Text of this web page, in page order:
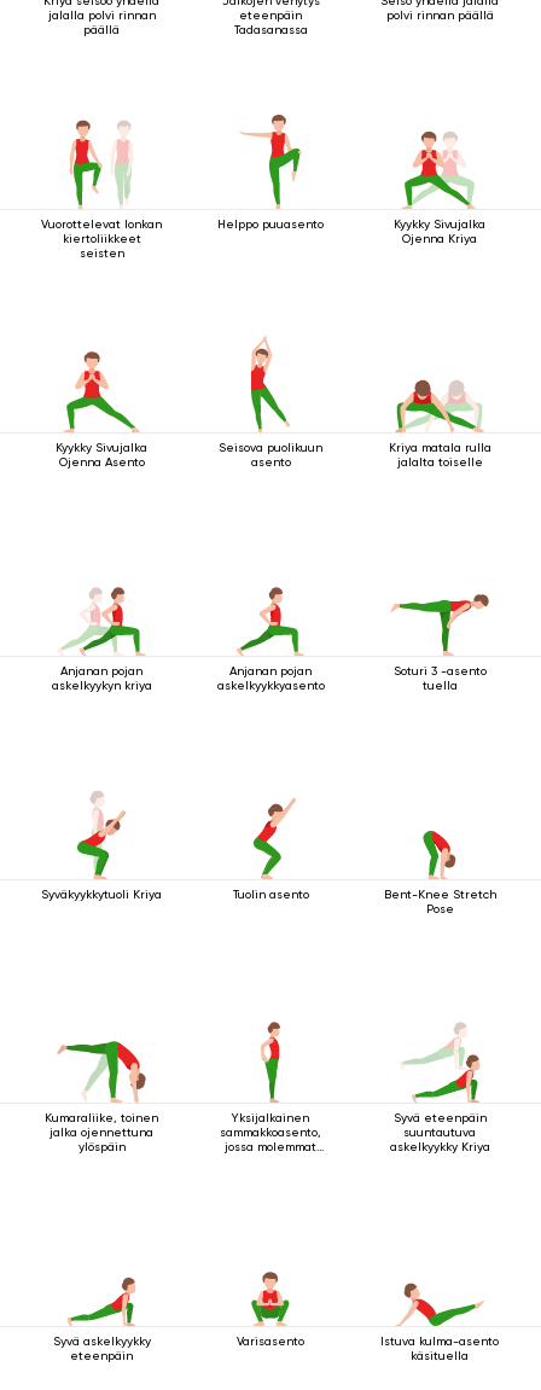
jalalla polvi rinnan
päällä
eteenpäin
Tadasanassa
polvi rinnan päällä
Vuorottelevat lonkan
kiertoliikkeet
seisten
Helppo puuasento
Kyykky Sivujalka
Ojenna Kriya
Kyykky Sivujalka
Ojenna Asento
Seisova puolikuun
asento
Kriya matala rulla
jalalta toiselle
Anjanan pojan
askelkyykyn kriya
Anjanan pojan
askelkyykkyasento
Soturi 3 -asento
tuella
Syväkyykkytuoli Kriya Tuolin asento
Bent-Knee Stretch
Pose
Kumaraliike, toinen
jalka ojennettuna
ylöspäin
Yksijalkainen
sammakkoasento,
jossa molemmat
Syvä eteenpäin
suuntautuva
askelkyykky Kriya
Syvä askelkyykky
eteenpäin
Varisasento
Istuva kulma-asento
käsituella